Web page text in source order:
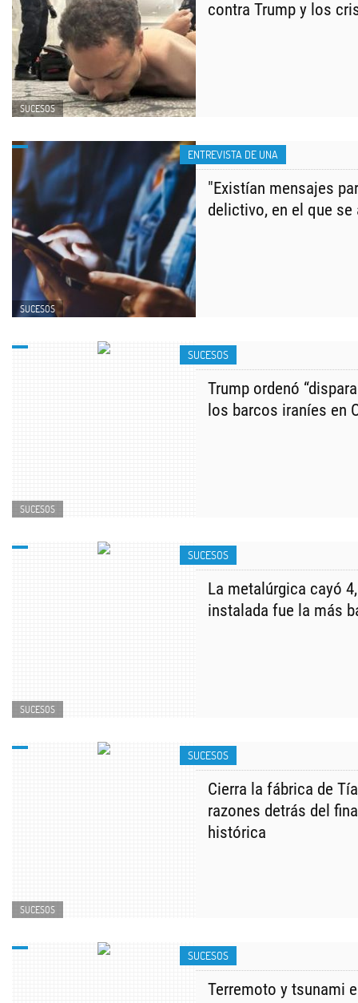
SUCESOS
contra Trump y los
ENTREVISTA DE UNA
SUCESOS
​"Existían mensajes
delictivo, en el que se
SUCESOS
SUCESOS
Trump ordenó
los barcos iraníes en
SUCESOS
SUCESOS
La metalúrgica cayó
instalada fue la más
SUCESOS
SUCESOS
Cierra la fábrica de
razones detrás del
histórica
SUCESOS
Terremoto y tsunami